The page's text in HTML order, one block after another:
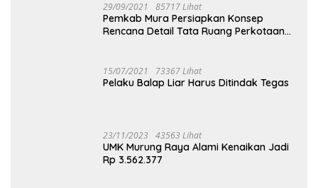
29/09/2021 85717 Lihat
Pemkab Mura Persiapkan Konsep
Rencana Detail Tata Ruang Perkotaan
15/07/2021 73367 Lihat
Pelaku Balap Liar Harus Ditindak Tegas
23/11/2023 43563 Lihat
UMK Murung Raya Alami Kenaikan Jadi
Rp 3.562.377